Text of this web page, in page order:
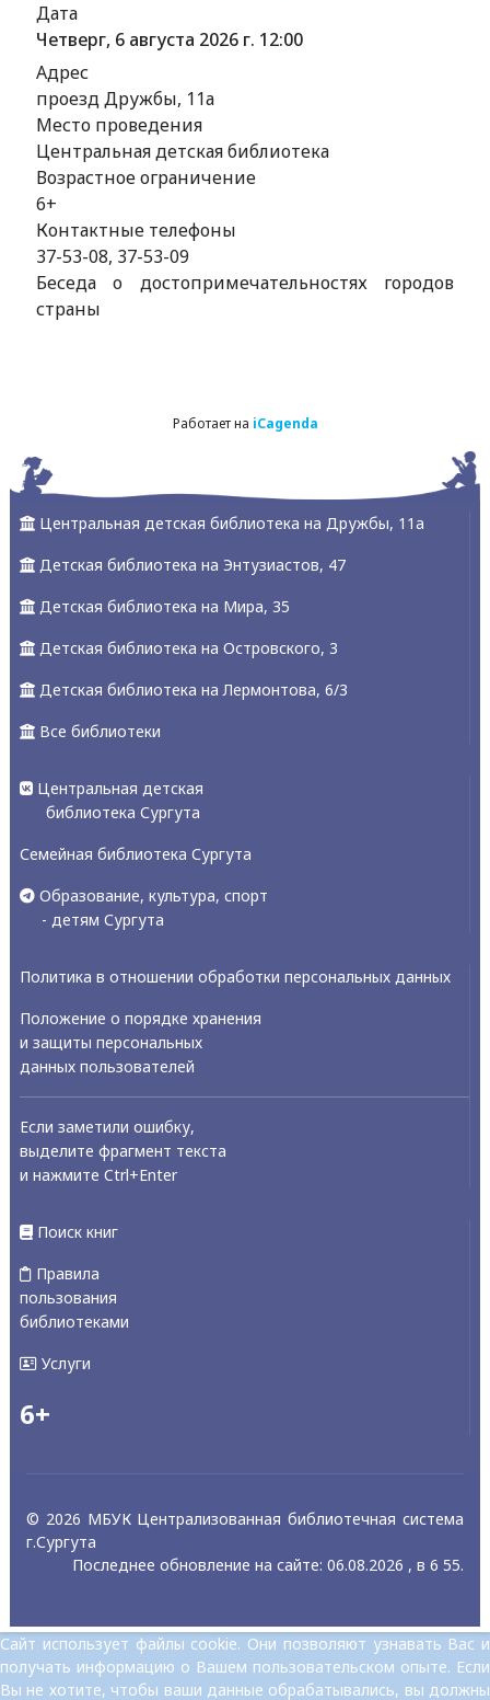
Дата
Четверг, 6 августа 2026 г. 12:00
Адрес
проезд Дружбы, 11а
Место проведения
Центральная детская библиотека
Возрастное ограничение
6+
Контактные телефоны
37-53-08, 37-53-09
Беседа о достопримечательностях городов
страны
Работает на iCagenda
Центральная детская библиотека на Дружбы, 11а
Детская библиотека на Энтузиастов, 47
Детская библиотека на Мира, 35
Детская библиотека на Островского, 3
Детская библиотека на Лермонтова, 6/3
Все библиотеки
Центральная детская
библиотека Сургута
Семейная библиотека Сургута
Образование, культура, спорт
- детям Сургута
Политика в отношении обработки персональных данных
Положение о порядке хранения
и защиты персональных
данных пользователей
Если заметили ошибку,
выделите фрагмент текста
и нажмите Ctrl+Enter
Поиск книг
Правила
пользования
библиотеками
Услуги
6+
© 2026 МБУК Централизованная библиотечная система
г.Сургута
Последнее обновление на сайте: 06.08.2026 , в 6 55.
Сайт использует файлы cookie. Они позволяют узнавать Вас и
получать информацию о Вашем пользовательском опыте. Если
Вы не хотите, чтобы ваши данные обрабатывались, вы должны